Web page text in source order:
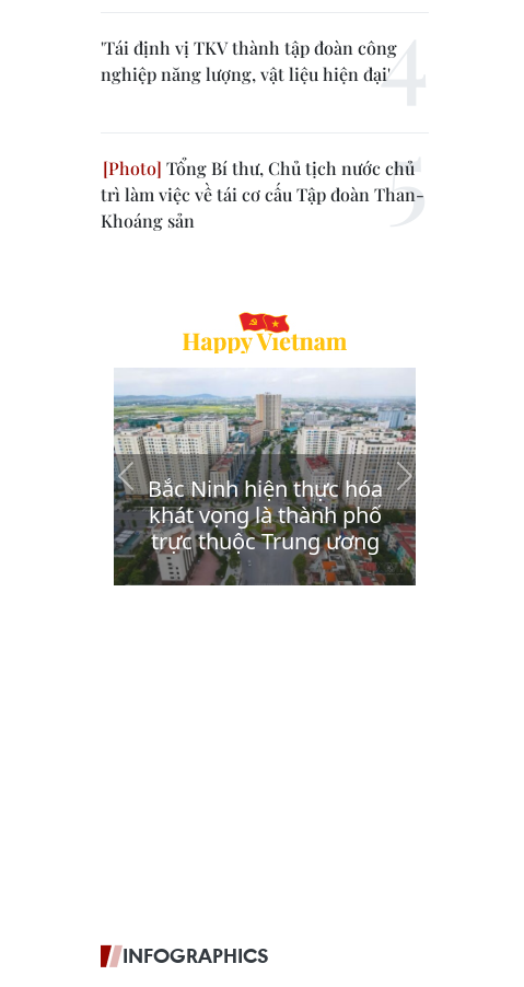
'Tái định vị TKV thành tập đoàn công
nghiệp năng lượng, vật liệu hiện đại'
Tổng Bí thư, Chủ tịch nước chủ
trì làm việc về tái cơ cấu Tập đoàn Than-
Khoáng sản
INFOGRAPHICS